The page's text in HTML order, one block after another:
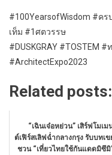
#100YearsofWisdom #ค
เท็ม #1ศตวรรษ
#DUSKGRAY #TOSTEM
#ArchitectExpo2023
Related posts:
“เฉินเจ๋อหย่วน” เสิร์ฟโมเม
ต์เฟิร์สเลิฟฉ่ำกลางกรุง รับบทเข
ชวน “เที่ยวไทยใช้กันแดดมิซึมิ